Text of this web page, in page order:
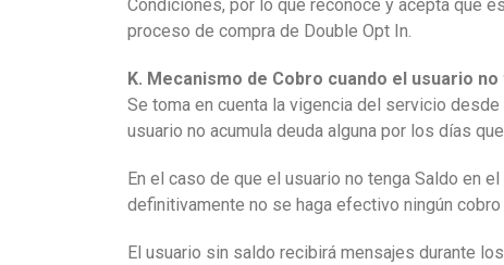
Condiciones, por lo que reconoce y acepta que
proceso de compra de Double Opt In.
K. Mecanismo de Cobro cuando el usuario
Se toma en cuenta la vigencia del servicio
usuario no acumula deuda alguna por los días
En el caso de que el usuario no tenga Saldo en
definitivamente no se haga efectivo ningún
El usuario sin saldo recibirá mensajes durante